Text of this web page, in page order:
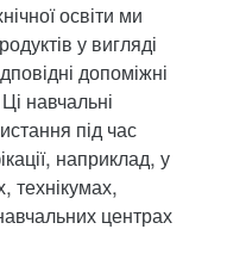
освіти ми
у вигляді
допоміжні
навчальні
під час
наприклад, у
технікумах,
центрах